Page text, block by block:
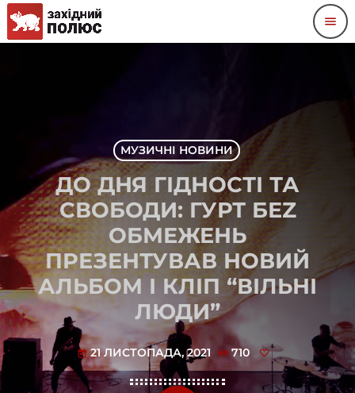
menu
МУЗИЧНІ НОВИНИ
ДО ДНЯ ГІДНОСТІ ТА
СВОБОДИ: ГУРТ БЕZ
ОБМЕЖЕНЬ
ПРЕЗЕНТУВАВ НОВИЙ
АЛЬБОМ І КЛІП “ВІЛЬНІ
ЛЮДИ”
today 21 ЛИСТОПАДА, 2021 710